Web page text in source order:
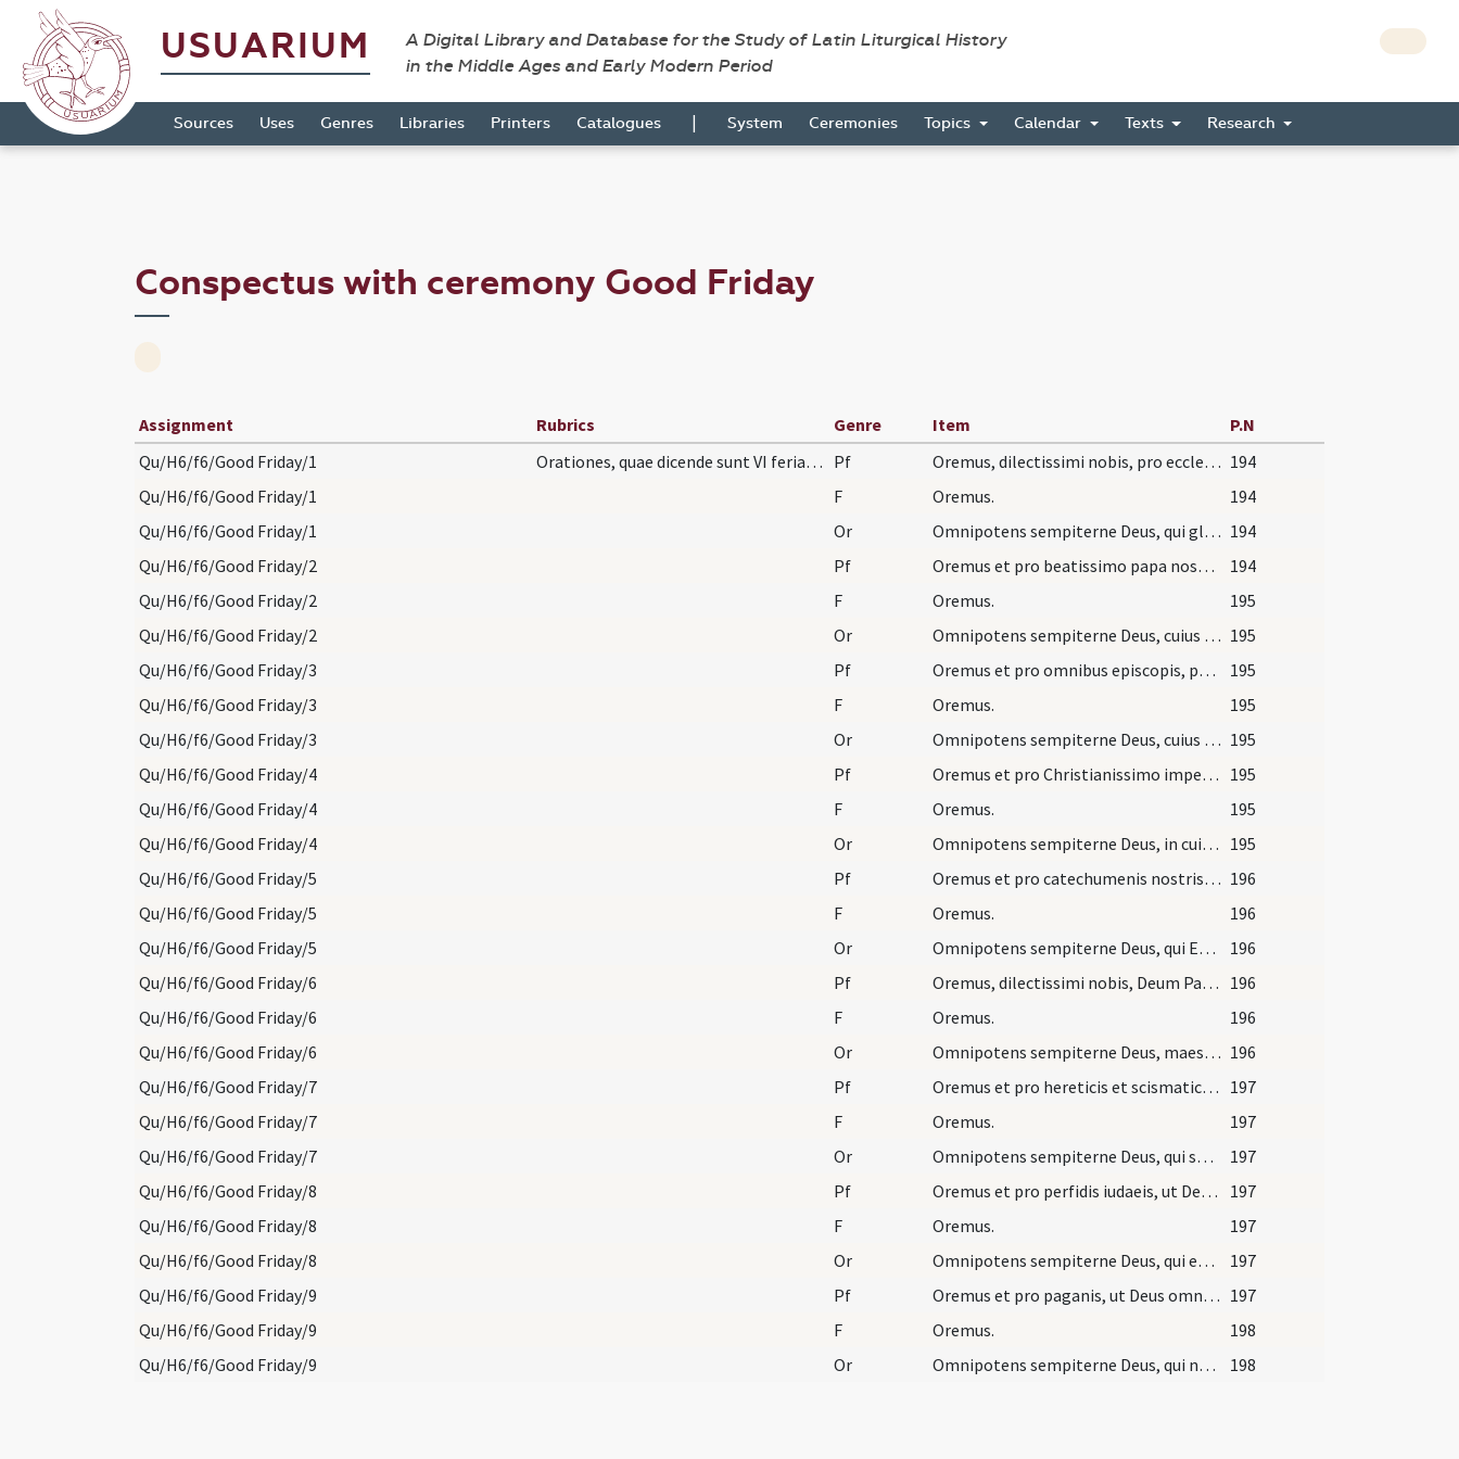
USUARIUM
A Digital Library and Database for the Study of Latin Liturgical History
in the Middle Ages and Early Modern Period
Sources Uses Genres Libraries Printers Catalogues | System Ceremonies Topics Calendar Texts Research
Conspectus with ceremony Good Friday
Assignment Rubrics Genre Item
P.N
Qu/H6/f6/Good Friday/1
Orationes, quae dicende sunt VI feria maiore in I… Pf Oremus, dilectissimi nobis, pro ecclesia sancta Dei, ut eam Deus et Dominus noster pacificare et custodire dignetur toto orbe terrarum, subiciens ei principatus et potestates, detque nobis quietam et tranquillam vitam degentibus glorificare Deum < Patrem > omnipotentem. 194
Qu/H6/f6/Good Friday/1
F Oremus.
194
Qu/H6/f6/Good Friday/1
Or Omnipotens sempiterne Deus, qui gloriam tuam in Christo omnibus gentibus revelasti, custodi opera misericordiae tuae, ut ecclesia toto orbe diffusa stabili fide in confessione tui nominis perseveret. 194
Qu/H6/f6/Good Friday/2
Pf Oremus et pro beatissimo papa nostro illo, ut Deus et Dominus noster, qui elegit eum in ordinem episcopatus, salvum atque incolumem custodiat ecclesiae suae sanctae ad regendum populum sanctum Dei.
194
Qu/H6/f6/Good Friday/2
F Oremus.
195
Qu/H6/f6/Good Friday/2
Or Omnipotens sempiterne Deus, cuius iudicio universa fundantur, respice propitius ad preces nostras et electum nobis antestitem tua pietate conserva, ut Christiana plebs, quae tali gubernatur auctore, sub tanto pontifice credulitatis suae meritis augeatur. 195
Qu/H6/f6/Good Friday/3
Pf Oremus et pro omnibus episcopis, presbyteris, diaconibus, subdiaconibus, acolythis, exorcistis, lectoribus, ostiariis, confessoribus, virginibus, viduis, et pro omni populo sancto Dei.
195
Qu/H6/f6/Good Friday/3
F Oremus.
195
Qu/H6/f6/Good Friday/3
Or Omnipotens sempiterne Deus, cuius spiritu totum corpus ecclesiae sanctificatur et regitur, exaudi nos pro universis ordinibus supplicantes, ut gratiae tuae munere ab omnibus tibi gradibus fideliter serviatur. 195
Qu/H6/f6/Good Friday/4
Pf Oremus et pro Christianissimo imperatore nostro, ut Deus et Dominus noster subditas illi faciat omnes barbaras nationes ad nostram perpetuam pacem. 195
Qu/H6/f6/Good Friday/4
F Oremus.
195
Qu/H6/f6/Good Friday/4
Or Omnipotens sempiterne Deus, in cuius manu sunt omnium potestates et omnium iura regnorum, respice ad Christianum benignus imperium, ut gentes, quae in sua feritate confidunt, potentiae tuae dextera comprimantur. 195
Qu/H6/f6/Good Friday/5
Pf Oremus et pro catechumenis nostris, ut Deus et Dominus noster adaperiat aures praecordiorum ipsorum ianuamque misericordiae, ut per lavacrum regenerationis accepta remissione omnium peccatorum et ipsi inveniantur in Christo Iesu Domino nostro. 196
Qu/H6/f6/Good Friday/5
F Oremus.
196
Qu/H6/f6/Good Friday/5
Or Omnipotens sempiterne Deus, qui Ecclesiam tuam nova semper prole fecundas, auge fidem et intellectum catechumenis nostris, ut renati fonte baptismatis adoptionis tuae filiis aggregentur.
196
Qu/H6/f6/Good Friday/6
Pf Oremus, dilectissimi nobis, Deum Patrem omnipotentem, ut cunctis mundum purget erroribus, morbos auferat, famem depellat, aperiat carceres, vincula dissolvat, peregrinantibus reditum, infirmantibus sanitatem, navigantibus portum salutis indulgeat. 196
Qu/H6/f6/Good Friday/6
F Oremus.
196
Qu/H6/f6/Good Friday/6
Or Omnipotens sempiterne Deus, maestorum consolatio, laborantium fortitudo, perveniant ad te preces de quacumque tribulatione clamantium, ut omnes sibi in necessitatibus suis misericordiam tuam gaudeant adfuisse. 196
Qu/H6/f6/Good Friday/7
Pf Oremus et pro hereticis et scismaticis, ut Deus ac Dominus noster eruat eos ab erroribus universis, et ad sanctam matrem ecclesiam catholicam atque apostolicam revocare dignetur. 197
Qu/H6/f6/Good Friday/7
F Oremus.
197
Qu/H6/f6/Good Friday/7
Or Omnipotens sempiterne Deus, qui salvas omnes et neminem vis perire, respice ad animas diabolica fraude deceptas, ut omni heretica pravitate deposita errantium corda resipiscant, et ad veritatis tuae redeant unitatem.
197
Qu/H6/f6/Good Friday/8
Pf Oremus et pro perfidis iudaeis, ut Deus et Dominus noster auferat velamen de cordibus eorum, ut et ipsi agnoscant Christum Iesum Dominum nostrum.
197
Qu/H6/f6/Good Friday/8
F Oremus.
197
Qu/H6/f6/Good Friday/8
Or Omnipotens sempiterne Deus, qui etiam iudaicam perfidiam a tua misericordia non repellis, exaudi preces nostras, quas pro illius populi obcaecatione deferimus, ut agnita veritatis tuae luce, quae Christus est, a suis tenebris eruantur.
197
Qu/H6/f6/Good Friday/9
Pf Oremus et pro paganis, ut Deus omnipotens auferat iniquitatem a cordibus eorum, et relictis idolis suis convertantur ad Deum vivum et verum et unicum filium eius Iesum Christum Deum et Dominum nostrum, cum. quo vivit et regnat cum Spiritu Sancto Deus per omnia saecula saeculorum. Amen. 197
Qu/H6/f6/Good Friday/9
F Oremus.
198
Qu/H6/f6/Good Friday/9
Or Omnipotens sempiterne Deus, qui non mortem peccatorum sed vitam semper inquiris, suscipe propitius orationem nostram et libera eos ab idolorum cultura, et aggrega Ecclesiae tuae sanctae ad laudem et gloriam nominis tui. 198